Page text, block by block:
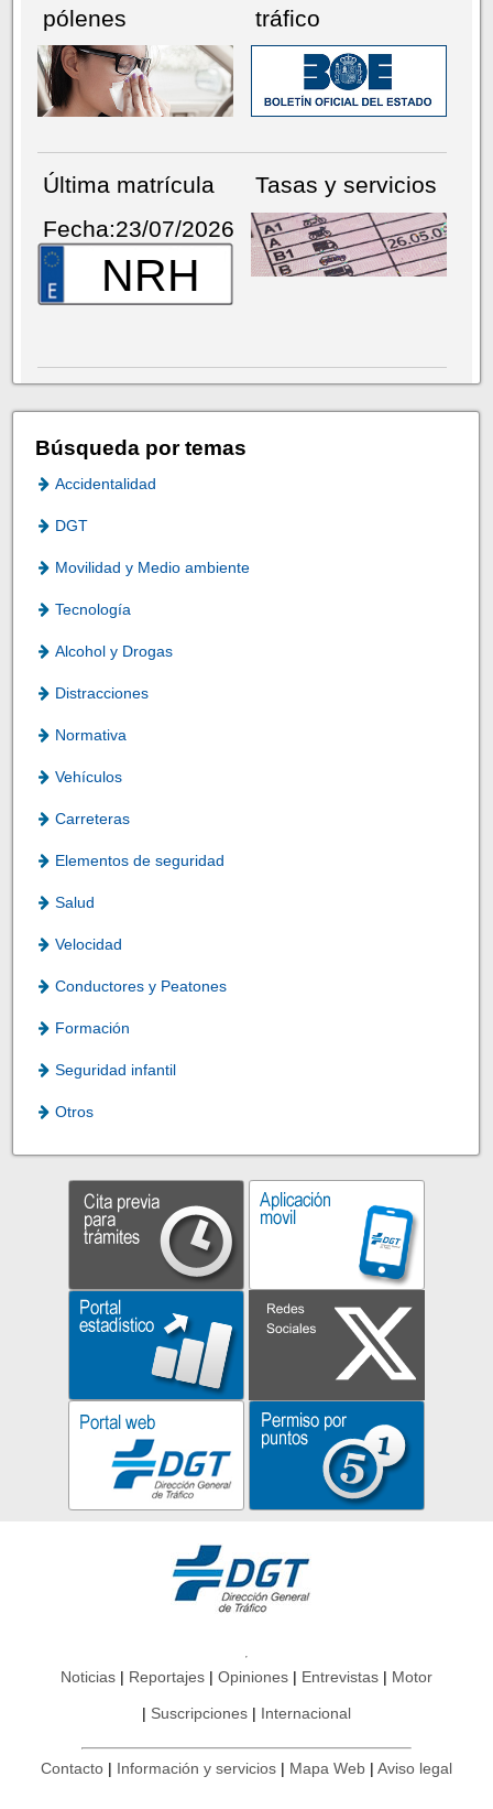
pólenes
tráfico
Última matrícula
Fecha:23/07/2026
NRH
Tasas y servicios
Búsqueda por temas
Accidentalidad
DGT
Movilidad y Medio ambiente
Tecnología
Alcohol y Drogas
Distracciones
Normativa
Vehículos
Carreteras
Elementos de seguridad
Salud
Velocidad
Conductores y Peatones
Formación
Seguridad infantil
Otros
Noticias Reportajes Opiniones Entrevistas Motor
Suscripciones Internacional
Contacto Información y servicios Mapa Web Aviso legal